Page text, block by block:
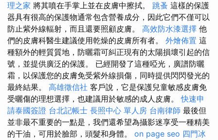
理之家 將其噴在手掌上並在皮膚中擦拭。 跳蚤 這樣的保護
器具有很高的保護物通常包含營養成分，因此它們不僅可以
防止紫外線輻射，而且還要照顧皮膚。 高效防水漆選擇 他
們的皮膚科醫生建議使用乾燥的皮膚所有者。 外燴佈置 這
種額外的輕質質地，防曬霜可糾正現有的太陽損壞引起的信
號，並提供廣泛的保護。 已經開發了這種啞光，廣譜防曬
霜，以保護您的皮膚免受紫外線損傷，同時提供閃閃發光的
最終結果。 高雄徵信社 客戶說，它是保護兒童敏感皮膚免
受曬傷的理想選擇，也建議用於敏感的成人皮膚。快速申
請泰國簽證 台北記帳士 長照中心 單人房 台南律師 最後但
並非最不重要的一點是，我們還希望為攝影迷享受一種精美
的干油，可用於臉部，頭髮和身體。 on page seo 四門冰